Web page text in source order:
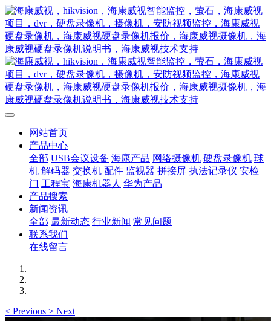
网站首页
产品中心
全部 USB会议设备 海康产品 网络摄像机 硬盘录像机 球
机 解码器 交换机 配件 监视器 拼接屏 执法记录仪 安检
门 工程宝 海康机器人 华为产品
产品搜索
新闻资讯
全部 最新动态 行业新闻 常见问题
联系我们
在线留言
< Previous > Next